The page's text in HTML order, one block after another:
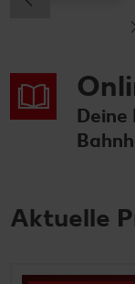
Deine
Aktuelle